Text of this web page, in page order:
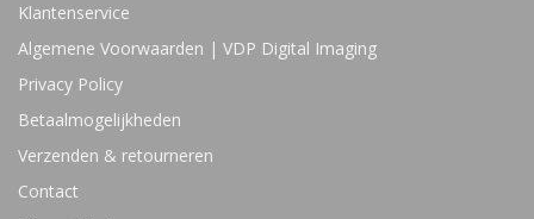
Klantenservice
Algemene Voorwaarden | VDP Digital Imaging
Privacy Policy
Betaalmogelijkheden
Verzenden & retourneren
Contact